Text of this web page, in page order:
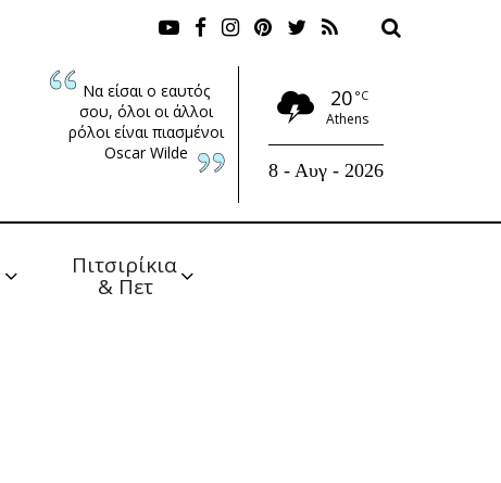
Να είσαι ο εαυτός
σου, όλοι οι άλλοι
ρόλοι είναι πιασμένοι
Oscar Wilde
20 °C
Athens
8 - Αυγ - 2026
Πιτσιρίκια
& Πετ